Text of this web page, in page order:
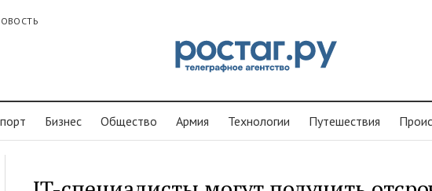
Бизнес Общество Армия Технологии Путешествия